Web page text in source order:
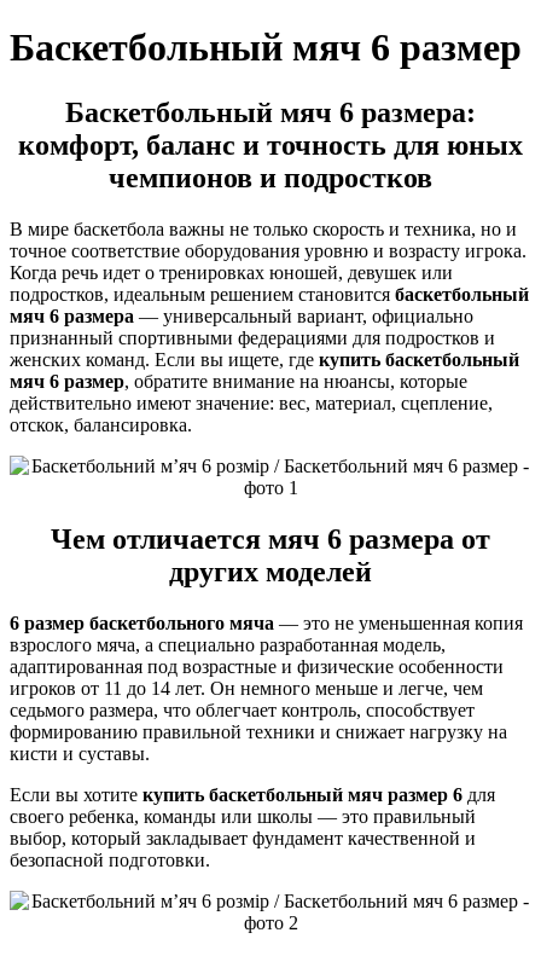
Баскетбольный мяч 6 размер
Баскетбольный мяч 6 размера:
комфорт, баланс и точность для юных
чемпионов и подростков
В мире баскетбола важны не только скорость и техника, но и
точное соответствие оборудования уровню и возрасту игрока.
Когда речь идет о тренировках юношей, девушек или
подростков, идеальным решением становится баскетбольный
мяч 6 размера — универсальный вариант, официально
признанный спортивными федерациями для подростков и
женских команд. Если вы ищете, где купить баскетбольный
мяч 6 размер, обратите внимание на нюансы, которые
действительно имеют значение: вес, материал, сцепление,
отскок, балансировка.
Чем отличается мяч 6 размера от
других моделей
6 размер баскетбольного мяча — это не уменьшенная копия
взрослого мяча, а специально разработанная модель,
адаптированная под возрастные и физические особенности
игроков от 11 до 14 лет. Он немного меньше и легче, чем
седьмого размера, что облегчает контроль, способствует
формированию правильной техники и снижает нагрузку на
кисти и суставы.
Если вы хотите купить баскетбольный мяч размер 6 для
своего ребенка, команды или школы — это правильный
выбор, который закладывает фундамент качественной и
безопасной подготовки.